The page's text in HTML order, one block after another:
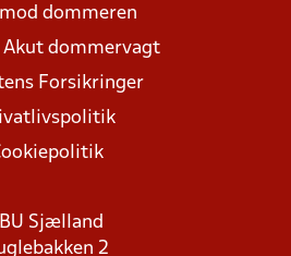
dommeren
Akut dommervagt
Forsikringer
Sjælland
2